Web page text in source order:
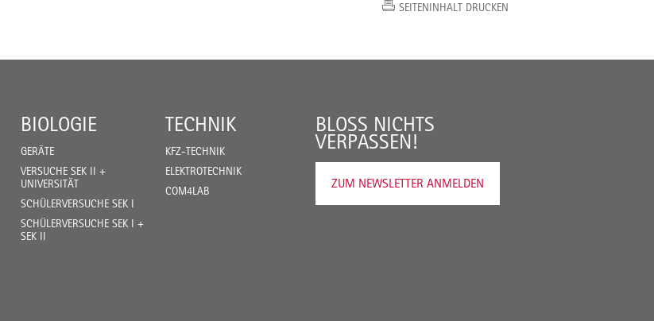
SEITENINHALT DRUCKEN
BIOLOGIE
GERÄTE
VERSUCHE SEK II +
UNIVERSITÄT
SCHÜLERVERSUCHE SEK I
SCHÜLERVERSUCHE SEK I +
SEK II
TECHNIK
KFZ-TECHNIK
ELEKTROTECHNIK
COM4LAB
BLOSS NICHTS V
ERPASSEN!
ZUM NEWSLETTER ANMELDEN